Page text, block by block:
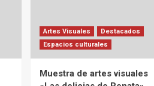
Artes Visuales
Destacados
Espacios culturales
Muestra de artes visuales